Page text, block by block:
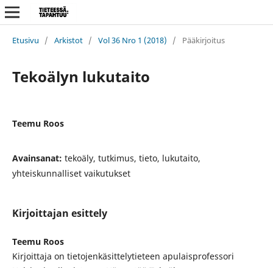
Etusivu / Arkistot / Vol 36 Nro 1 (2018) / Pääkirjoitus
Tekoälyn lukutaito
Teemu Roos
Avainsanat: tekoäly, tutkimus, tieto, lukutaito,
yhteiskunnalliset vaikutukset
Kirjoittajan esittely
Teemu Roos
Kirjoittaja on tietojenkäsittelytieteen apulaisprofessori